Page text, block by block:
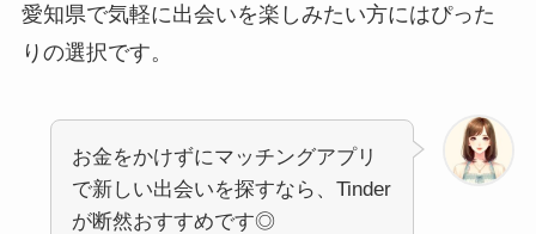
愛知県で気軽に出会いを楽しみたい方にはぴった
りの選択です。
お金をかけずにマッチングアプリ
で新しい出会いを探すなら、Tinder
が断然おすすめです◎